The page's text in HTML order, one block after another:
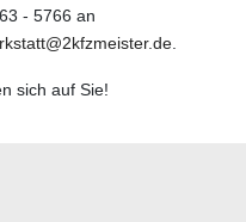
- 5766 an
sich auf Sie!